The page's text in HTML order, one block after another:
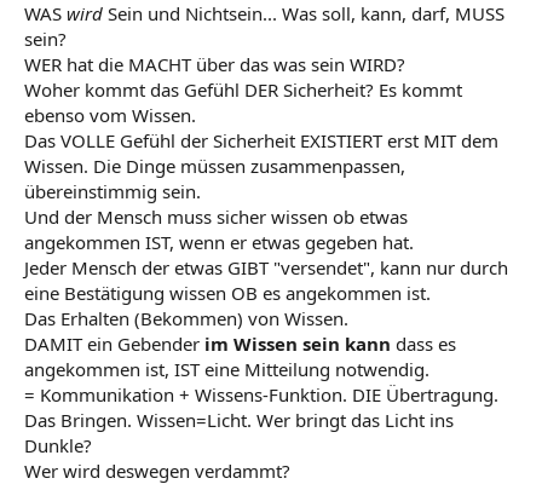
WAS wird Sein und Nichtsein... Was soll, kann, darf, MUSS
sein?
WER hat die MACHT über das was sein WIRD?
Woher kommt das Gefühl DER Sicherheit? Es kommt
ebenso vom Wissen.
Das VOLLE Gefühl der Sicherheit EXISTIERT erst MIT dem
Wissen. Die Dinge müssen zusammenpassen,
übereinstimmig sein.
Und der Mensch muss sicher wissen ob etwas
angekommen IST, wenn er etwas gegeben hat.
Jeder Mensch der etwas GIBT "versendet", kann nur durch
eine Bestätigung wissen OB es angekommen ist.
Das Erhalten (Bekommen) von Wissen.
DAMIT ein Gebender im Wissen sein kann dass es
angekommen ist, IST eine Mitteilung notwendig.
= Kommunikation + Wissens-Funktion. DIE Übertragung.
Das Bringen. Wissen=Licht. Wer bringt das Licht ins
Dunkle?
Wer wird deswegen verdammt?